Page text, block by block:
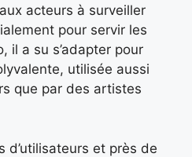
acteurs à surveiller
pour servir les
il a su s’adapter pour
utilisée aussi
que par des artistes
d’utilisateurs et près de